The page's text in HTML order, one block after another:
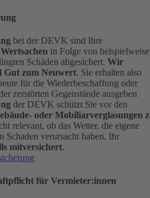
bei der DEVK sind Ihre
in Folge von beispielweise
Schäden abgesichert. Wir
Gut zum Neuwert. Sie erhalten also
für die Wiederbeschaffung oder
zerstörten Gegenstände ausgeben
der DEVK schützt Sie vor den
oder Mobiliarverglasungen
relevant, ob das Wetter, die eigene
Schaden verursacht haben. Ihr
mitversichert.
für Vermieter:innen